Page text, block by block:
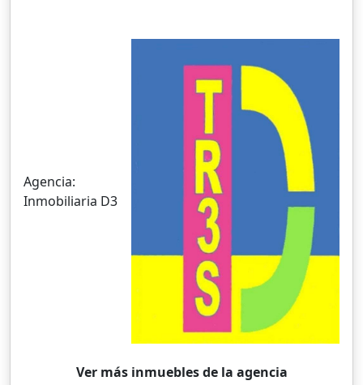
Agencia:
Inmobiliaria D3
Ver más inmuebles de la agencia